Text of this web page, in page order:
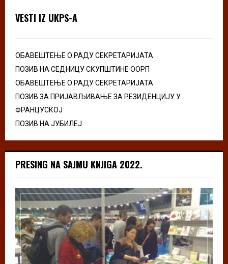
VESTI IZ UKPS-A
ОБАВЕШТЕЊЕ О РАДУ СЕКРЕТАРИЈАТА
ПОЗИВ НА СЕДНИЦУ СКУПШТИНЕ ООРП
ОБАВЕШТЕЊЕ О РАДУ СЕКРЕТАРИЈАТА
ПОЗИВ ЗА ПРИЈАВЉИВАЊЕ ЗА РЕЗИДЕНЦИЈУ У
ФРАНЦУСКОЈ
ПОЗИВ НА ЈУБИЛЕЈ
PRESING NA SAJMU KNJIGA 2022.